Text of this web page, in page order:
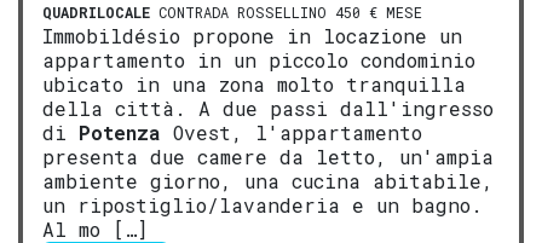
QUADRILOCALE CONTRADA ROSSELLINO 450 € MESE
Immobildésio propone in locazione un
appartamento in un piccolo condominio
ubicato in una zona molto tranquilla
della città. A due passi dall'ingresso
di Potenza Ovest, l'appartamento
presenta due camere da letto, un'ampia
ambiente giorno, una cucina abitabile,
un ripostiglio/lavanderia e un bagno.
Al mo […]